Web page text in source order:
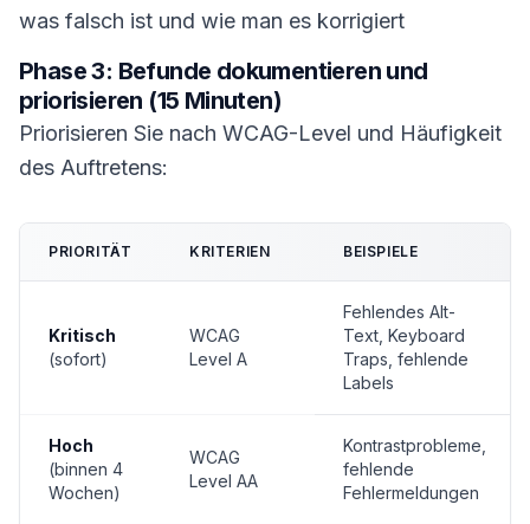
was falsch ist und wie man es korrigiert
Phase 3: Befunde dokumentieren und
priorisieren (15 Minuten)
Priorisieren Sie nach WCAG-Level und Häufigkeit
des Auftretens:
PRIORITÄT KRITERIEN BEISPIELE
Kritisch
(sofort)
WCAG
Level A
Fehlendes Alt-
Text, Keyboard
Traps, fehlende
Labels
Hoch
(binnen 4
Wochen)
WCAG
Level AA
Kontrastprobleme,
fehlende
Fehlermeldungen